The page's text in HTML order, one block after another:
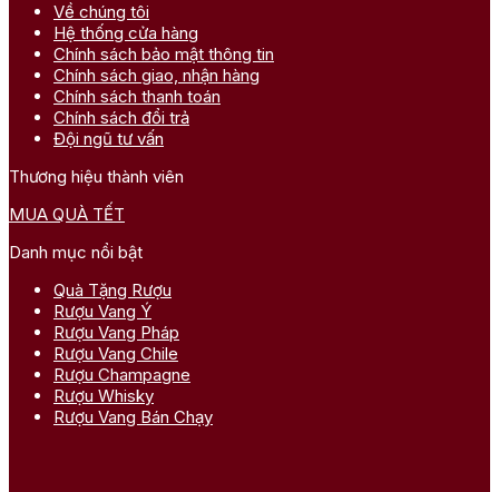
Về chúng tôi
Hệ thống cửa hàng
Chính sách bảo mật thông tin
Chính sách giao, nhận hàng
Chính sách thanh toán
Chính sách đổi trả
Đội ngũ tư vấn
Thương hiệu thành viên
MUA QUÀ TẾT
Danh mục nổi bật
Quà Tặng Rượu
Rượu Vang Ý
Rượu Vang Pháp
Rượu Vang Chile
Rượu Champagne
Rượu Whisky
Rượu Vang Bán Chạy